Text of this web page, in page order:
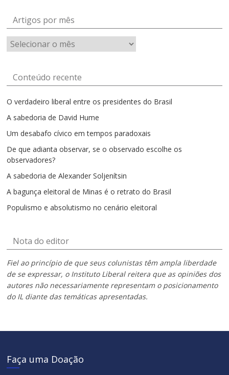
Artigos por mês
Artigos
por
Conteúdo recente
O verdadeiro liberal entre os presidentes do Brasil
A sabedoria de David Hume
Um desabafo cívico em tempos paradoxais
De que adianta observar, se o observado escolhe os
observadores?
A sabedoria de Alexander Soljenítsin
A bagunça eleitoral de Minas é o retrato do Brasil
Populismo e absolutismo no cenário eleitoral
Nota do editor
Fiel ao princípio de que seus colunistas têm ampla liberdade
de se expressar, o Instituto Liberal reitera que as opiniões dos
autores não necessariamente representam o posicionamento
do IL diante das temáticas apresentadas.
Faça uma Doação